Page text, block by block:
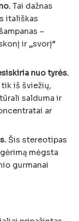
Tai dažnas
itališkas
–
ir „svorį“
nuo tyrės.
iš šviežių,
salduma ir
ar
Šis stereotipas
mėgsta
gurmanai